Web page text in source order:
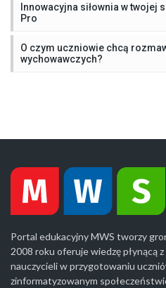
Innowacyjna siłownia w twojej
Pro
O czym uczniowie chcą
wychowawczych?
Portal edukacyjny MWS tworzy
2008 roku oferuje wiedzę płynącą
nauczycieli w przygotowaniu
zinformatyzowanym